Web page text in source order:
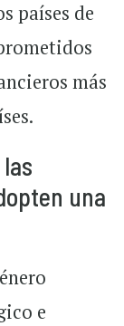
países de
más
una
e